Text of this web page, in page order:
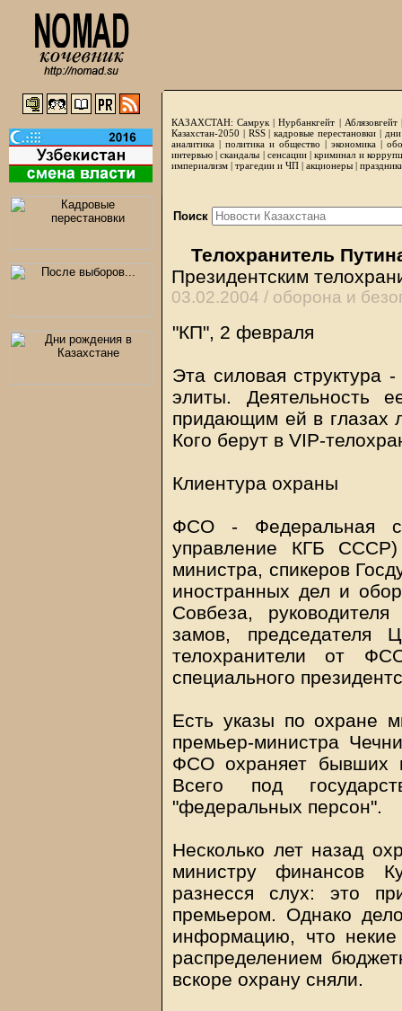
КАЗАХСТАН: Самрук |Нурбанкгейт | Аблязовгейт
Казахстан-2050 | RSS|кадровые перестановки|
аналитика | политика и общество | экономика |
интервью |скандалы | сенсации|криминал и
империализм | трагедии и ЧП | акционеры |
Поиск
Телохранитель
Президентским
03.02.2004 / оборона и
"КП", 2 февраля
Эта силовая структура
элиты. Деятельность
придающим ей в глазах
Кого берут в VIP-
Клиентура охраны
ФСО - Федеральная
управление КГБ СССР)
министра, спикеров
иностранных дел и
Совбеза,
замов, председателя
телохранители от
специального
Есть указы по охране
премьер-министра
ФСО охраняет бывших
Всего под
"федеральных персон".
Несколько лет назад
министру финансов
разнесся слух: это
премьером. Однако
информацию, что
распределением
вскоре охрану сняли.